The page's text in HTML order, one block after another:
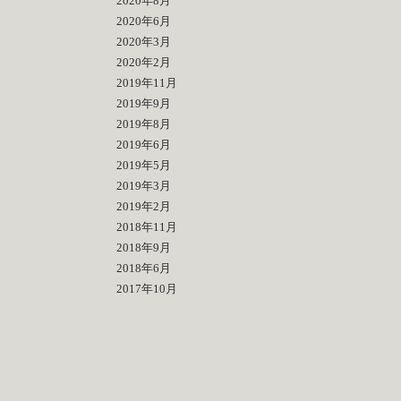
2020年6月
2020年3月
2020年2月
2019年11月
2019年9月
2019年8月
2019年6月
2019年5月
2019年3月
2019年2月
2018年11月
2018年9月
2018年6月
2017年10月